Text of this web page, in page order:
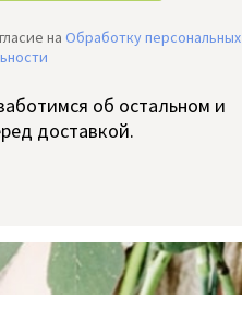
на Обработку персональных
об остальном и
доставкой.